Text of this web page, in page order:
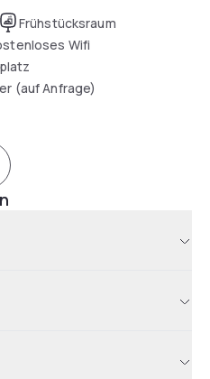
Frühstücksraum
Wifi
(auf Anfrage)